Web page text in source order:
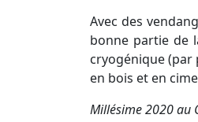
Avec des
bonne partie de
cryogénique (par
en bois et en
Millésime 2020 au